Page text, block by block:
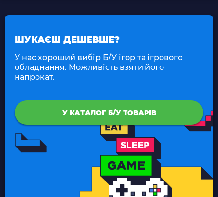
ШУКАЄШ ДЕШЕВШЕ?
У нас хороший вибір Б/У ігор та ігрового
обладнання. Можливість взяти його
напрокат.
У КАТАЛОГ Б/У ТОВАРІВ